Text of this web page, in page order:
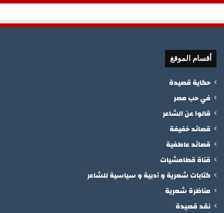
أقسام الموقغ
حكاية قصيدة
في حب مصر
قالوا عن الشاعر
قصائد خفيفة
قصائد عاطفية
قناة قطامشيات
كتابات شعرية و أدبية و سياسية للشاعر
مناظرة شعرية
نقد قصيدة